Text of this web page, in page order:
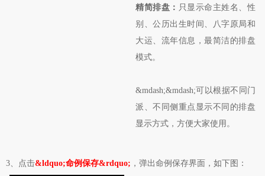
精简排盘： 只显示命主姓名、性
别、公历出生时间、八字原局和
大运、流年信息，最简洁的排盘
模式。
&mdash;&mdash;可以根据不同门
派、不同侧重点显示不同的排盘
显示方式，方便大家使用。
3、点击&ldquo;命例保存&rdquo; ，弹出命例保存界面，如下图：